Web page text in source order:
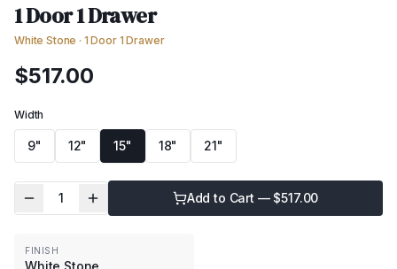
1 Door 1 Drawer
White Stone · 1 Door 1 Drawer
$517.00
Width
9" 12" 15" 18" 21"
1 Add to Cart — $517.00
FINISH